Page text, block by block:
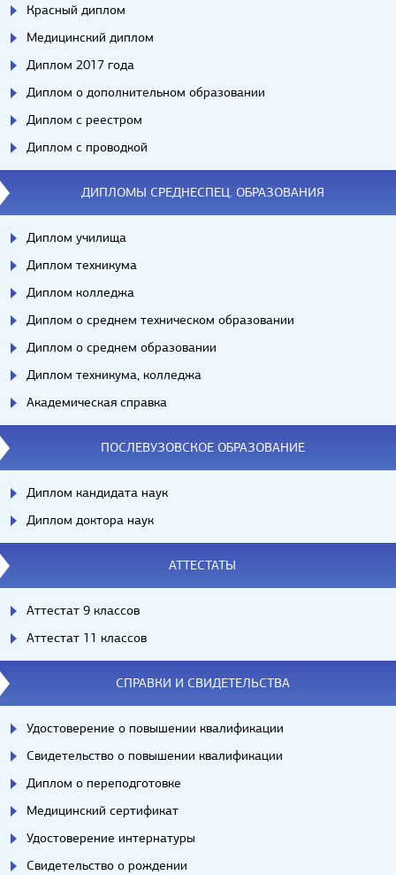
Красный диплом
Медицинский диплом
Диплом 2017 года
Диплом о дополнительном образовании
Диплом с реестром
Диплом с проводкой
ДИПЛОМЫ СРЕДНЕСПЕЦ. ОБРАЗОВАНИЯ
Диплом училища
Диплом техникума
Диплом колледжа
Диплом о среднем техническом образовании
Диплом о среднем образовании
Диплом техникума, колледжа
Академическая справка
ПОСЛЕВУЗОВСКОЕ ОБРАЗОВАНИЕ
Диплом кандидата наук
Диплом доктора наук
АТТЕСТАТЫ
Аттестат 9 классов
Аттестат 11 классов
СПРАВКИ И СВИДЕТЕЛЬСТВА
Удостоверение о повышении квалификации
Свидетельство о повышении квалификации
Диплом о переподготовке
Медицинский сертификат
Удостоверение интернатуры
Свидетельство о рождении